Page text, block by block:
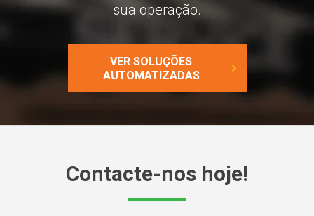
sua operação.
VER SOLUÇÕES
AUTOMATIZADAS
Contacte-nos hoje!